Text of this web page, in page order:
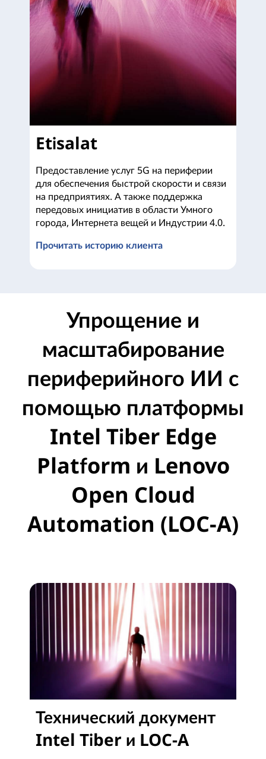
Etisalat
Предоставление услуг 5G на периферии
для обеспечения быстрой скорости и связи
на предприятиях. А также поддержка
передовых инициатив в области Умного
города, Интернета вещей и Индустрии 4.0.
Прочитать историю клиента
Упрощение и
масштабирование
периферийного ИИ с
помощью платформы
Intel Tiber Edge
Platform и Lenovo
Open Cloud
Automation (LOC-A)
Технический документ
Intel Tiber и LOC-A